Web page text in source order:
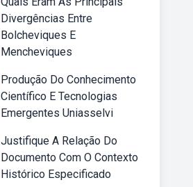
Divergências Entre
Bolcheviques E
Mencheviques
Produção Do Conhecimento
Científico E Tecnologias
Emergentes Uniasselvi
Justifique A Relação Do
Documento Com O Contexto
Histórico Especificado